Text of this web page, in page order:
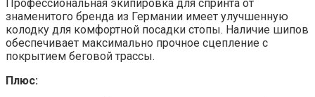
Профессиональная экипировка для спринта от
знаменитого бренда из Германии имеет улучшенную
колодку для комфортной посадки стопы. Наличие шипов
обеспечивает максимально прочное сцепление с
покрытием беговой трассы.
Плюс: